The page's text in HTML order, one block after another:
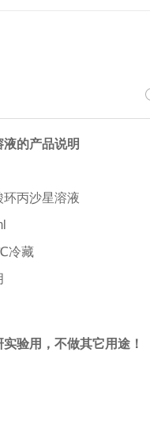
的产品说明
酸环丙沙星溶液
10ml
冷藏
验用，不做其它用途！